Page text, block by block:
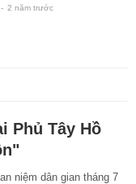
- 2 năm trước
Phủ Tây Hồ
niệm dân gian tháng 7